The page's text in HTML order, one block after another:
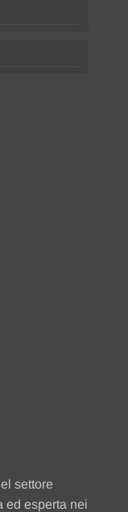
settore
ed esperta nei